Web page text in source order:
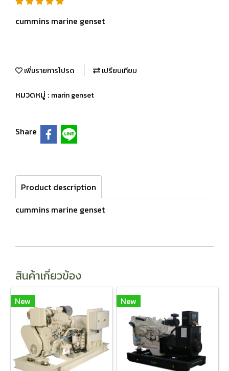
cummins marine genset
เพิ่มรายการโปรด เปรียบเทียบ
หมวดหมู่ : marin genset
Share
Product description
cummins marine genset
สินค้าเกี่ยวข้อง
New New